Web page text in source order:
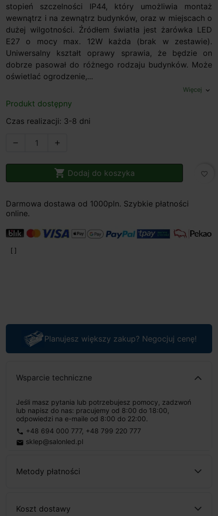
stopień szczelności IP44, który umożliwia montaż
wewnątrz i na zewnątrz budynków, oraz w miejscach o
dużej wilgotności. Źródłem światła jest żarówka LED
E27 o mocy max. 12W każda (brak w zestawie).
Uniwersalny kształt oprawy sprawia, że będzie on
dobrze pasował do różnego rodzaju budynków. Może
oświetlać ogrodzenie,...
Więcej expand_more
Produkt dostępny
Czas realizacji: 3-8 dni
 
 Dodaj do koszyka favorite_border
Darmowa dostawa od 1000pln. Szybkie płatności
online.
Planujesz większy zakup? Negocjuj cenę!
Wsparcie techniczne
Jeśli masz pytania lub potrzebujesz pomocy, zadzwoń
lub napisz do nas: pracujemy od 8:00 do 18:00,
odpowiedzi na e-maile od 8:00 do 22:00.
phone +48 694 000 777, +48 799 220 777
email sklep@salonled.pl
Metody płatności
Koszt dostawy